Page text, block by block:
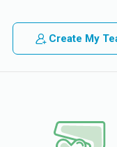
Create My